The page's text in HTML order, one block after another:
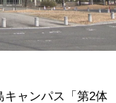
ャンパス「第2体